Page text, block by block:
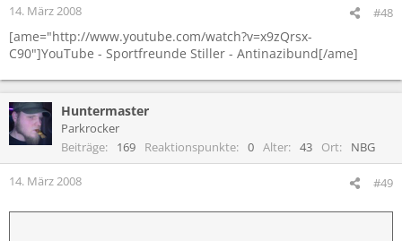
14. März 2008 #48
[ame="http://www.youtube.com/watch?v=x9zQrsx-
C90"]YouTube - Sportfreunde Stiller - Antinazibund[/ame]
Huntermaster
Parkrocker
Beiträge
169 Reaktionspunkte 0 Alter 43 Ort NBG
14. März 2008 #49